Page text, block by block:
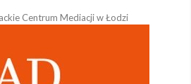
Centrum Mediacji w Łodzi